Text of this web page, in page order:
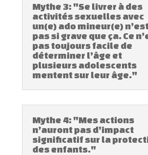
Mythe 3: "Se livrer à des
activités sexuelles avec
un(e) ado mineur(e)
pas si grave que ça. Ce
pas toujours facile de
déterminer l’âge et
plusieurs adolescents
mentent sur leur âge."
Mythe 4: "Mes actions
n’auront pas d’impact
significatif sur la
des enfants."